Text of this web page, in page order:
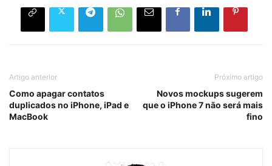
Artigo anterior
Como apagar contatos
duplicados no iPhone, iPad e
MacBook
Próximo artigo
Novos mockups sugerem
que o iPhone 7 não será mais
fino